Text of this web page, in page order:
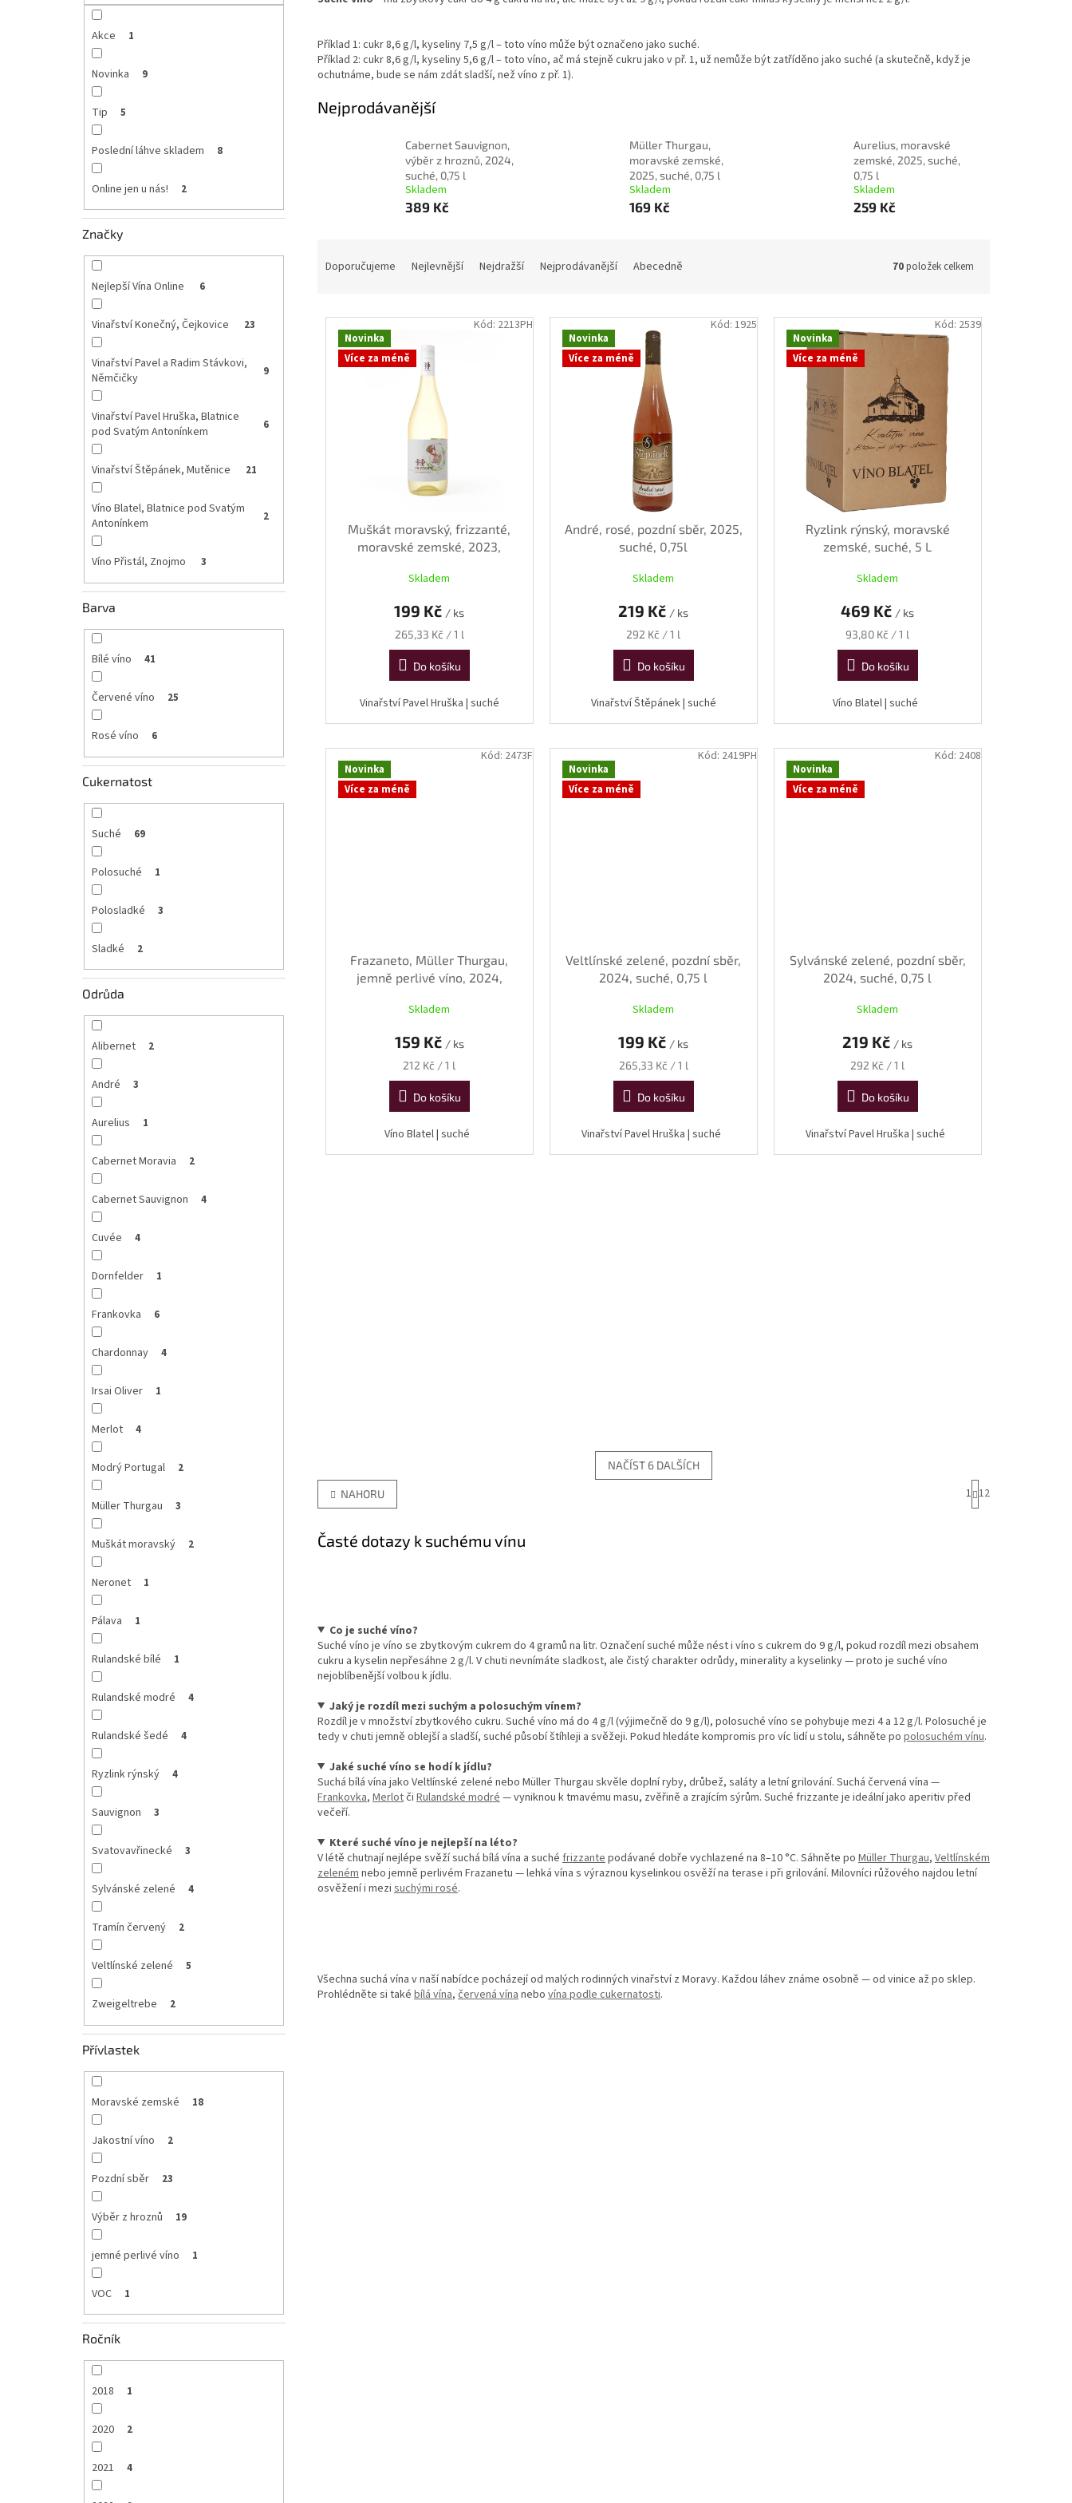
Akce 1
Novinka 9
Tip 5
Poslední láhve skladem 8
Online jen u nás! 2
Značky
Nejlepší Vína Online 6
Vinařství Konečný, Čejkovice 23
Vinařství Pavel a Radim Stávkovi,
Němčičky
9
Vinařství Pavel Hruška, Blatnice
pod Svatým Antonínkem
6
Vinařství Štěpánek, Mutěnice 21
Víno Blatel, Blatnice pod Svatým
Antonínkem
2
Víno Přistál, Znojmo 3
Barva
Bílé víno 41
Červené víno 25
Rosé víno 6
Cukernatost
Suché 69
Polosuché 1
Polosladké 3
Sladké 2
Odrůda
Alibernet 2
André 3
Aurelius 1
Cabernet Moravia 2
Cabernet Sauvignon 4
Cuvée 4
Dornfelder 1
Frankovka 6
Chardonnay 4
Irsai Oliver 1
Merlot 4
Modrý Portugal 2
Müller Thurgau 3
Muškát moravský 2
Neronet 1
Pálava 1
Rulandské bílé 1
Rulandské modré 4
Rulandské šedé 4
Ryzlink rýnský 4
Sauvignon 3
Svatovavřinecké 3
Sylvánské zelené 4
Tramín červený 2
Veltlínské zelené 5
Zweigeltrebe 2
Přívlastek
Moravské zemské 18
Jakostní víno 2
Pozdní sběr 23
Výběr z hroznů 19
jemné perlivé víno 1
VOC 1
Ročník
2018 1
2020 2
2021 4
Příklad 1: cukr 8,6 g/l, kyseliny 7,5 g/l – toto víno může být označeno jako suché.
Příklad 2: cukr 8,6 g/l, kyseliny 5,6 g/l – toto víno, ač má stejně cukru jako v př. 1, už nemůže být zatříděno jako suché (a skutečně, když je
ochutnáme, bude se nám zdát sladší, než víno z př. 1).
Nejprodávanější
Cabernet Sauvignon,
výběr z hroznů, 2024,
suché, 0,75 l
Skladem
389 Kč
Müller Thurgau,
moravské zemské,
2025, suché, 0,75 l
Skladem
169 Kč
Aurelius, moravské
zemské, 2025, suché,
0,75 l
Skladem
259 Kč
n
Doporučujeme Nejlevnější Nejdražší Nejprodávanější Abecedně 70položek celkem
V
Novinka
Více za méně
Muškát moravský, frizzanté,
moravské zemské, 2023,
Skladem
199 Kč / ks
Měrná
cena:
265,33 Kč / 1 l
Do košíku
Vinařství Pavel Hruška | suché
Kód: 2213PH
Novinka
Více za méně
André, rosé, pozdní sběr, 2025,
suché, 0,75l
Skladem
219 Kč / ks
Měrná
cena:
292 Kč / 1 l
Do košíku
Vinařství Štěpánek | suché
Kód: 1925
Novinka
Více za méně
Ryzlink rýnský, moravské
zemské, suché, 5 L
Skladem
469 Kč / ks
Měrná
cena:
93,80 Kč / 1 l
Do košíku
Víno Blatel | suché
Kód: 2539
Novinka
Více za méně
Frazaneto, Müller Thurgau,
jemně perlivé víno, 2024,
Skladem
159 Kč / ks
Měrná
cena:
212 Kč / 1 l
Do košíku
Víno Blatel | suché
Kód: 2473F
Novinka
Více za méně
Veltlínské zelené, pozdní sběr,
2024, suché, 0,75 l
Skladem
199 Kč / ks
Měrná
cena:
265,33 Kč / 1 l
Do košíku
Vinařství Pavel Hruška | suché
Kód: 2419PH
Novinka
Více za méně
Sylvánské zelené, pozdní sběr,
2024, suché, 0,75 l
Skladem
219 Kč / ks
Měrná
cena:
292 Kč / 1 l
Do košíku
Vinařství Pavel Hruška | suché
Kód: 2408
O
k
y
p
i
s
NAČÍST 6 DALŠÍCH
S
t
1 12
NAHORU
Časté dotazy k suchému vínu
Co je suché víno?
Suché víno je víno se zbytkovým cukrem do 4 gramů na litr. Označení suché může nést i víno s cukrem do 9 g/l, pokud rozdíl mezi obsahem
cukru a kyselin nepřesáhne 2 g/l. V chuti nevnímáte sladkost, ale čistý charakter odrůdy, minerality a kyselinky — proto je suché víno
nejoblíbenější volbou k jídlu.
Jaký je rozdíl mezi suchým a polosuchým vínem?
Rozdíl je v množství zbytkového cukru. Suché víno má do 4 g/l (výjimečně do 9 g/l), polosuché víno se pohybuje mezi 4 a 12 g/l. Polosuché je
tedy v chuti jemně oblejší a sladší, suché působí štíhleji a svěžeji. Pokud hledáte kompromis pro víc lidí u stolu, sáhněte po polosuchém vínu.
Jaké suché víno se hodí k jídlu?
Suchá bílá vína jako Veltlínské zelené nebo Müller Thurgau skvěle doplní ryby, drůbež, saláty a letní grilování. Suchá červená vína —
Frankovka, Merlotči Rulandské modré — vyniknou k tmavému masu, zvěřině a zrajícím sýrům. Suché frizzante je ideální jako aperitiv před
večeří.
Které suché víno je nejlepší na léto?
V létě chutnají nejlépe svěží suchá bílá vína a suché frizzante podávané dobře vychlazené na 8–10 °C. Sáhněte po Müller Thurgau, Veltlínském
zeleném nebo jemně perlivém Frazanetu — lehká vína s výraznou kyselinkou osvěží na terase i při grilování. Milovníci růžového najdou letní
osvěžení i mezi suchými rosé.
Všechna suchá vína v naší nabídce pocházejí od malých rodinných vinařství z Moravy. Každou láhev známe osobně — od vinice až po sklep.
Prohlédněte si také bílá vína, červená vína nebo vína podle cukernatosti.